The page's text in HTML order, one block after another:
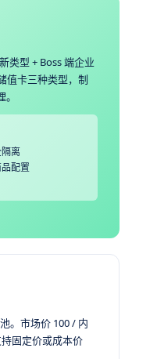
类型 + Boss 端企业
值卡三种类型，制
离
配置
。市场价 100 / 内
固定价或成本价